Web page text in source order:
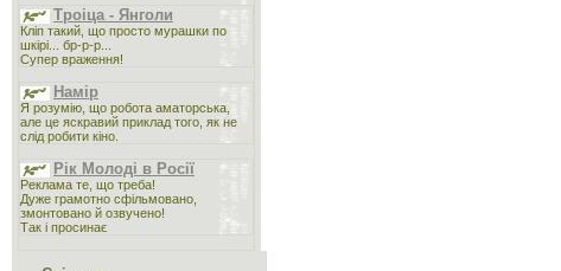
Троіца - Янголи
Кліп такий, що просто мурашки по
шкірі... бр-р-р...
Супер враження!
Намір
Я розумію, що робота аматорська,
але це яскравий приклад того, як не
слід робити кіно.
Рік Молоді в Росії
Реклама те, що треба!
Дуже грамотно сфільмовано,
змонтовано й озвучено!
Так і просинає